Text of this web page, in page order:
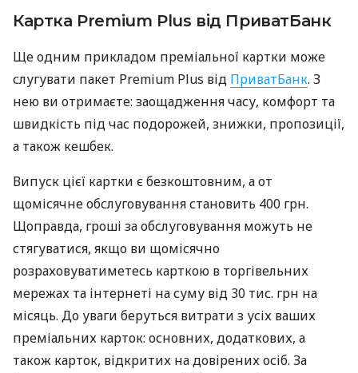
Картка Premium Plus від ПриватБанк
Ще одним прикладом преміальної картки може
слугувати пакет Premium Plus від ПриватБанк. З
нею ви отримаєте: заощадження часу, комфорт та
швидкість під час подорожей, знижки, пропозиції,
а також кешбек.
Випуск цієї картки є безкоштовним, а от
щомісячне обслуговування становить 400 грн.
Щоправда, гроші за обслуговування можуть не
стягуватися, якщо ви щомісячно
розраховуватиметесь карткою в торгівельних
мережах та інтернеті на суму від 30 тис. грн на
місяць. До уваги беруться витрати з усіх ваших
преміальних карток: основних, додаткових, а
також карток, відкритих на довірених осіб. За